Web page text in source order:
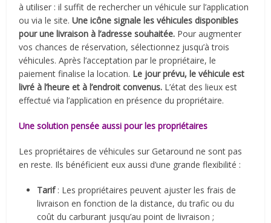
à utiliser : il suffit de rechercher un véhicule sur l’application
ou via le site.Une icône signale les véhicules disponibles
pour une livraison à l’adresse souhaitée. Pour augmenter
vos chances de réservation, sélectionnez jusqu’à trois
véhicules. Après l’acceptation par le propriétaire, le
paiement finalise la location. Le jour prévu, le véhicule est
livré à l’heure et à l’endroit convenus. L’état des lieux est
effectué via l’application en présence du propriétaire.
Une solution pensée aussi pour les propriétaires
Les propriétaires de véhicules sur Getaround ne sont pas
en reste. Ils bénéficient eux aussi d’une grande flexibilité :
Tarif: Les propriétaires peuvent ajuster les frais de
livraison en fonction de la distance, du trafic ou du
coût du carburant jusqu’au point de livraison ;